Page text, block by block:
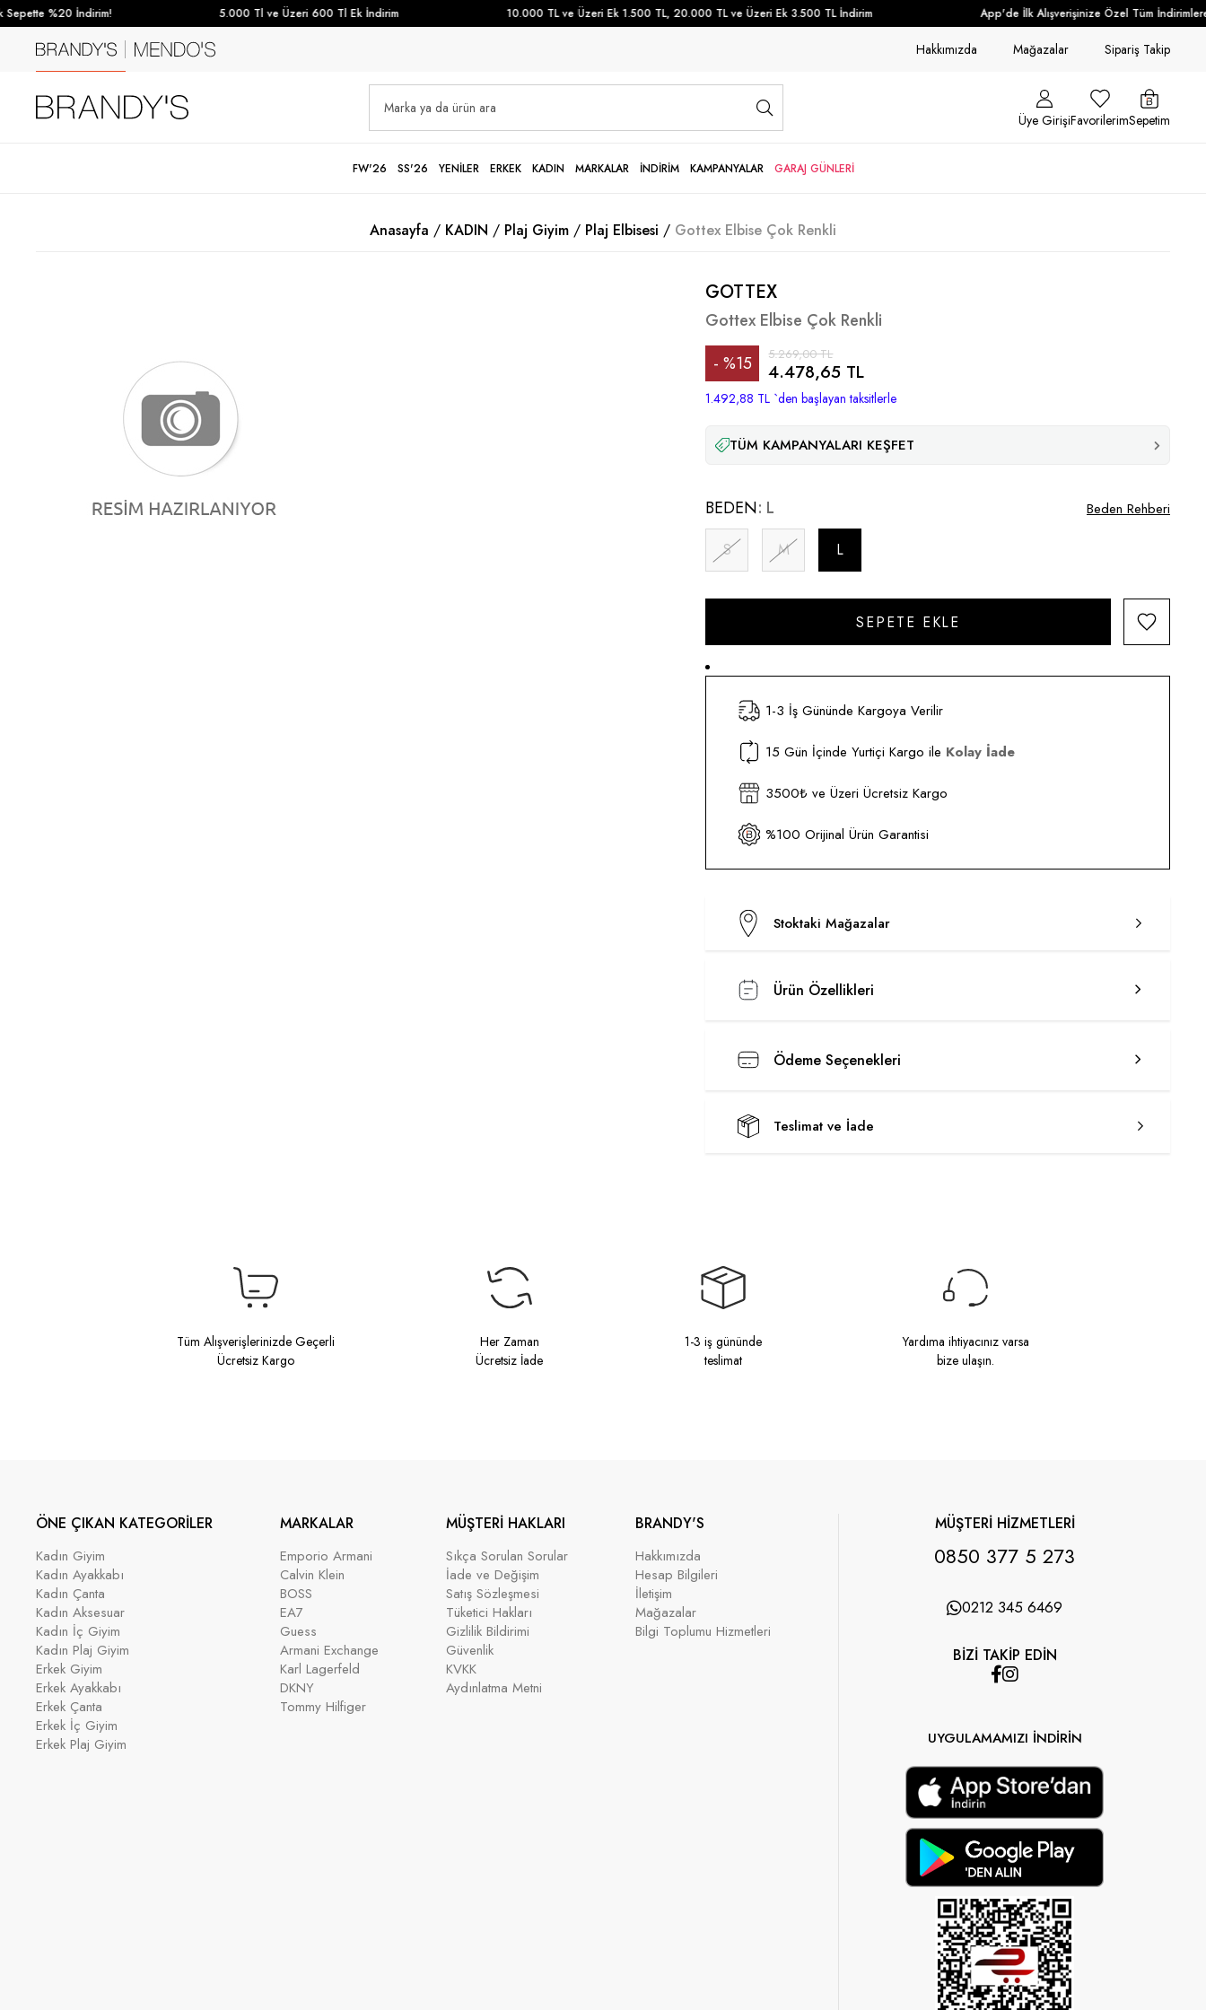
%20 İndirim! 5.000 Tl ve Üzeri 600 Tl Ek İndirim 10.000 TL ve Üzeri Ek 1.500 TL, 20.000 TL ve Üzeri Ek 3.500 TL İndirim App'de İlk Alışverişinize Özel Tüm İndirimlere
Hakkımızda Mağazalar Sipariş Takip
Üye GirişiFavorilerimSepetim
FW'26 SS'26 YENİLER ERKEK KADIN MARKALAR İNDİRİM KAMPANYALAR GARAJ GÜNLERİ
Anasayfa KADIN Plaj Giyim Plaj Elbisesi Gottex Elbise Çok Renkli
GOTTEX
Gottex Elbise Çok Renkli
%15
İndirim
5.269,00 TL
4.478,65 TL
1.492,88 TL `den başlayan taksitlerle
TÜM KAMPANYALARI KEŞFET
BEDEN L
S M L
Beden Rehberi
1-3 İş Gününde Kargoya Verilir
15 Gün İçinde Yurtiçi Kargo ile Kolay İade
3500₺ ve Üzeri Ücretsiz Kargo
%100 Orijinal Ürün Garantisi
Stoktaki Mağazalar
Ürün Özellikleri
Ödeme Seçenekleri
Teslimat ve İade
Tüm Alışverişlerinizde Geçerli
Ücretsiz Kargo
Her Zaman
Ücretsiz İade
1-3 iş gününde
teslimat
Yardıma ihtiyacınız varsa
bize ulaşın.
ÖNE ÇIKAN KATEGORİLER
Kadın Giyim
Kadın Ayakkabı
Kadın Çanta
Kadın Aksesuar
Kadın İç Giyim
Kadın Plaj Giyim
Erkek Giyim
Erkek Ayakkabı
Erkek Çanta
Erkek İç Giyim
Erkek Plaj Giyim
MARKALAR
Emporio Armani
Calvin Klein
BOSS
EA7
Guess
Armani Exchange
Karl Lagerfeld
DKNY
Tommy Hilfiger
MÜŞTERİ HAKLARI
Sıkça Sorulan Sorular
İade ve Değişim
Satış Sözleşmesi
Tüketici Hakları
Gizlilik Bildirimi
Güvenlik
KVKK
Aydınlatma Metni
BRANDY'S
Hakkımızda
Hesap Bilgileri
İletişim
Mağazalar
Bilgi Toplumu Hizmetleri
MÜŞTERİ HİZMETLERİ
0850 377 5 273
0212 345 6469
BİZİ TAKİP EDİN
UYGULAMAMIZI İNDİRİN